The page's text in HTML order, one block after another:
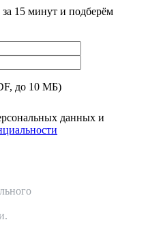
15 минут и подберём
до 10 МБ)
данных и